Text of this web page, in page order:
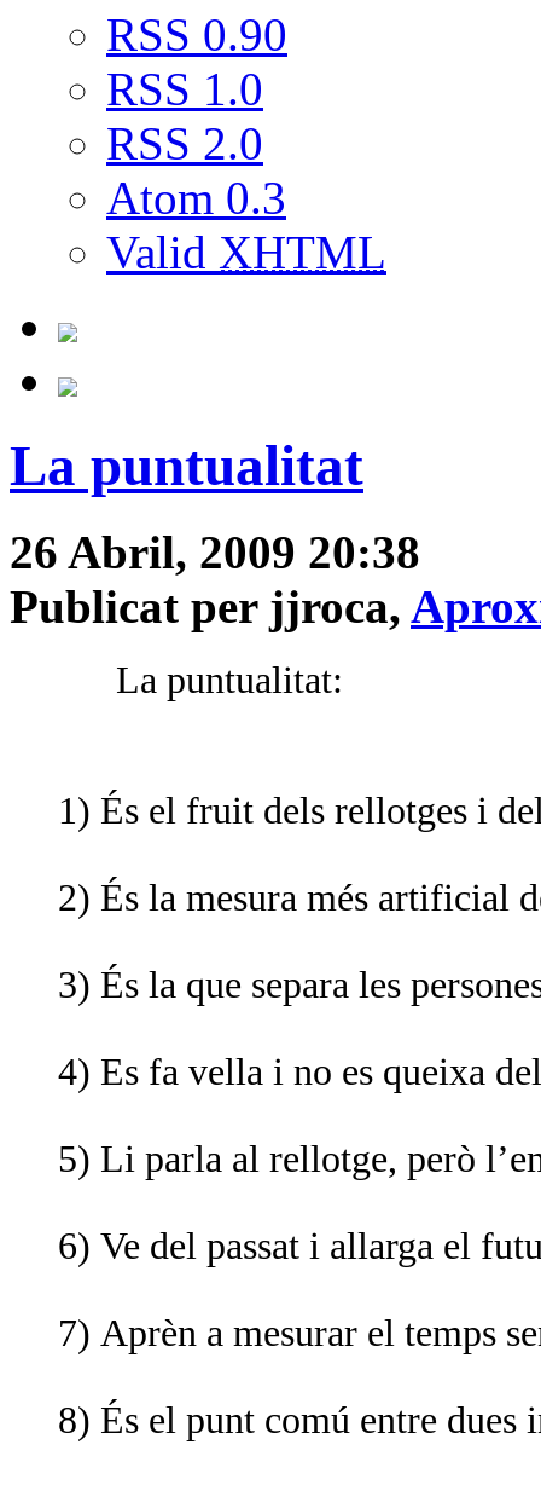
RSS 0.90
RSS 1.0
RSS 2.0
Atom 0.3
Valid XHTML
La puntualitat
26 Abril, 2009 20:38
Publicat per jjroca,
La puntualitat:
1) És el fruit dels rellotges i
2) És la mesura més artificial
3) És la que separa les
4) Es fa vella i no es queixa
5) Li parla al rellotge, però
6) Ve del passat i allarga el
7) Aprèn a mesurar el temps
8) És el punt comú entre dues